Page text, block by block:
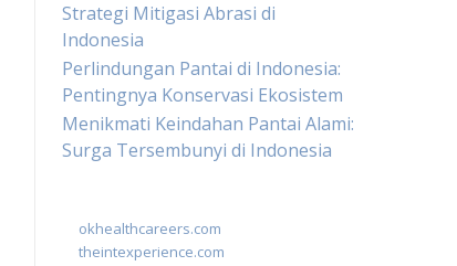
Strategi Mitigasi Abrasi di
Indonesia
Perlindungan Pantai di Indonesia:
Pentingnya Konservasi Ekosistem
Menikmati Keindahan Pantai Alami:
Surga Tersembunyi di Indonesia
okhealthcareers.com
theintexperience.com